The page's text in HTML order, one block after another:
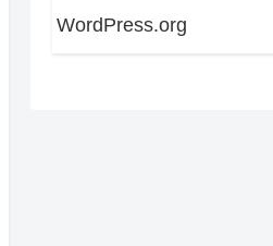
WordPress.org